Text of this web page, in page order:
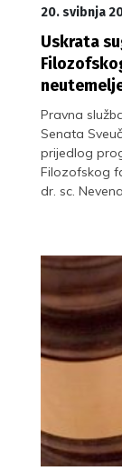
20. svibnja
Uskrata
Pravna
Senata
prijedlog
Filozofskog
dr. sc.